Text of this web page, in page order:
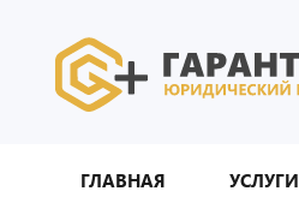
Перейти к содержимому
ГЛАВНАЯ УСЛУГИ